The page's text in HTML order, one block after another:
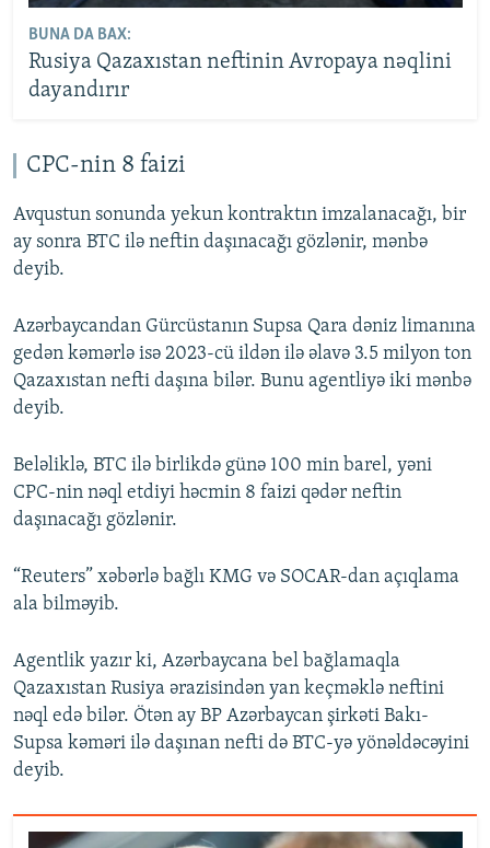
BUNA DA BAX:
Rusiya Qazaxıstan neftinin Avropaya nəqlini
dayandırır
CPC-nin 8 faizi
Avqustun sonunda yekun kontraktın imzalanacağı, bir
ay sonra BTC ilə neftin daşınacağı gözlənir, mənbə
deyib.
Azərbaycandan Gürcüstanın Supsa Qara dəniz limanına
gedən kəmərlə isə 2023-cü ildən ilə əlavə 3.5 milyon ton
Qazaxıstan nefti daşına bilər. Bunu agentliyə iki mənbə
deyib.
Beləliklə, BTC ilə birlikdə günə 100 min barel, yəni
CPC-nin nəql etdiyi həcmin 8 faizi qədər neftin
daşınacağı gözlənir.
“Reuters” xəbərlə bağlı KMG və SOCAR-dan açıqlama
ala bilməyib.
Agentlik yazır ki, Azərbaycana bel bağlamaqla
Qazaxıstan Rusiya ərazisindən yan keçməklə neftini
nəql edə bilər. Ötən ay BP Azərbaycan şirkəti Bakı-
Supsa kəməri ilə daşınan nefti də BTC-yə yönəldəcəyini
deyib.